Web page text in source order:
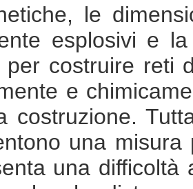
le
esplosivi e
per costruire reti
e
costruzione.
una misura
una difficoltà